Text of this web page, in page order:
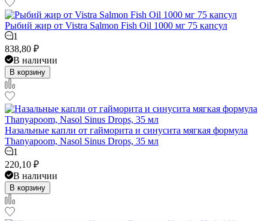
Рыбий жир от Vistra Salmon Fish Oil 1000 мг 75 капсул
1
838,80 ₽
В наличии
В корзину
Назальные капли от гайморита и синусита мягкая формула
Thanyapoom, Nasol Sinus Drops, 35 мл
1
220,10 ₽
В наличии
В корзину